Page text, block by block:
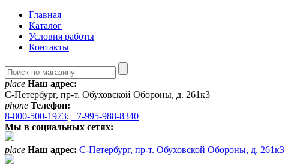
Главная
Каталог
Условия работы
Контакты
place Наш адрес:
С-Петербург, пр-т. Обуховской Обороны, д. 261к3
phone Телефон:
8-800-500-1973; +7-995-988-8340
Мы в социальных сетях:
place Наш адрес: С-Петербург, пр-т. Обуховской Обороны, д. 261к3